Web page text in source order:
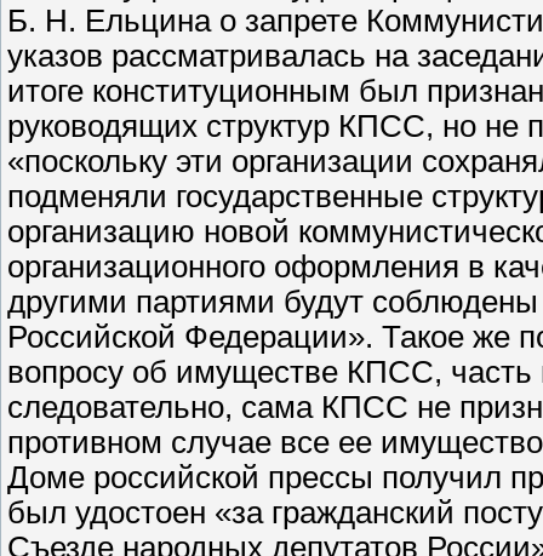
Б. Н. Ельцина о запрете
указов рассматривалась на
итоге конституционным был
руководящих структур КПСС, но
«поскольку эти организации
подменяли государственные
организацию новой
организационного оформления в
другими партиями будут
Российской Федерации». Такое же
вопросу об имуществе КПСС, часть
следовательно, сама КПСС не
противном случае все ее
Доме российской прессы получил
был удостоен «за гражданский
Съезде народных депутатов